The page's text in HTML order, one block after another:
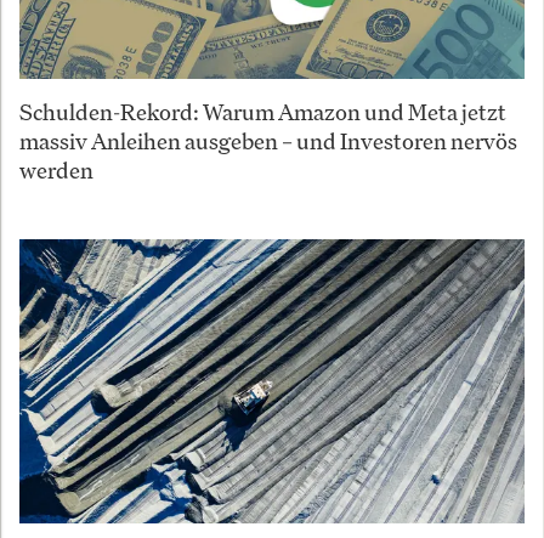
Schulden-Rekord: Warum Amazon und Meta jetzt
massiv Anleihen ausgeben – und Investoren nervös
werden